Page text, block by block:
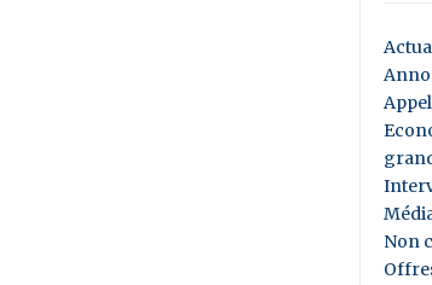
Non